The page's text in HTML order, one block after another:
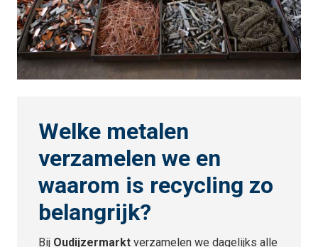
Welke metalen
verzamelen we en
waarom is recycling zo
belangrijk?
Bij Oudijzermarkt verzamelen we dagelijks alle